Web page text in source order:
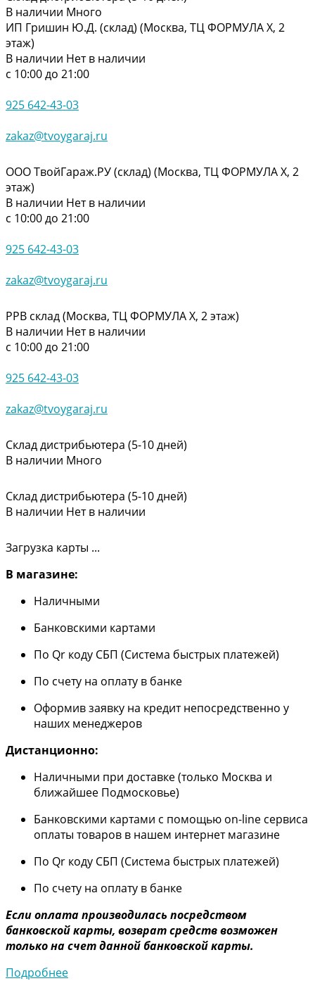
В наличии Много
ИП Гришин Ю.Д. (склад) (Москва, ТЦ ФОРМУЛА Х, 2
этаж)
В наличии Нет в наличии
с 10:00 до 21:00
925 642-43-03
zakaz@tvoygaraj.ru
ООО ТвойГараж.РУ (склад) (Москва, ТЦ ФОРМУЛА Х, 2
этаж)
В наличии Нет в наличии
с 10:00 до 21:00
925 642-43-03
zakaz@tvoygaraj.ru
РРВ склад (Москва, ТЦ ФОРМУЛА Х, 2 этаж)
В наличии Нет в наличии
с 10:00 до 21:00
925 642-43-03
zakaz@tvoygaraj.ru
Склад дистрибьютера (5-10 дней)
В наличии Много
Склад дистрибьютера (5-10 дней)
В наличии Нет в наличии
Загрузка карты ...
В магазине:
Наличными
Банковскими картами
По Qr коду СБП (Система быстрых платежей)
По счету на оплату в банке
Оформив заявку на кредит непосредственно у
наших менеджеров
Дистанционно:
Наличными при доставке (только Москва и
ближайшее Подмосковье)
Банковскими картами с помощью on-line сервиса
оплаты товаров в нашем интернет магазине
По Qr коду СБП (Система быстрых платежей)
По счету на оплату в банке
Если оплата производилась посредством
банковской карты, возврат средств возможен
только на счет данной банковской карты.
Подробнее